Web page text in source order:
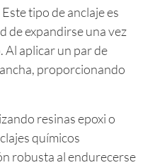
Este tipo de anclaje es
de expandirse una vez
Al aplicar un par de
proporcionando
resinas epoxi o
químicos
robusta al endurecerse